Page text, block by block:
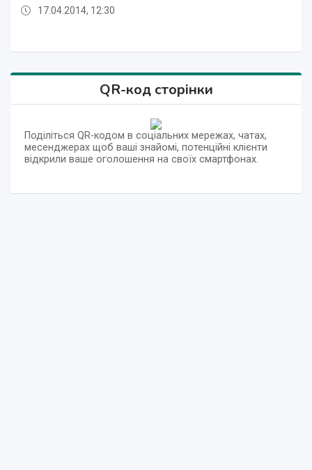
17.04.2014, 12:30
QR-код сторінки
Поділіться QR-кодом в соціальних мережах, чатах,
месенджерах щоб ваші знайомі, потенційні клієнти
відкрили ваше оголошення на своїх смартфонах.